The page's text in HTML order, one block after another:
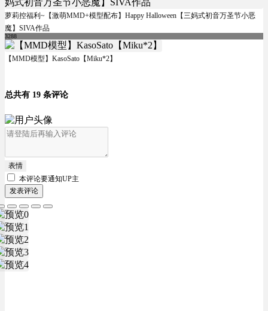
萝莉控福利~【激萌MMD+模型配布】Happy Halloween【三妈式初音万圣节小恶
魔】SIVA作品
3288
【MMD模型】KasoSato【Miku*2】
总共有 19 条评论
表情
本评论要通知UP主
发表评论